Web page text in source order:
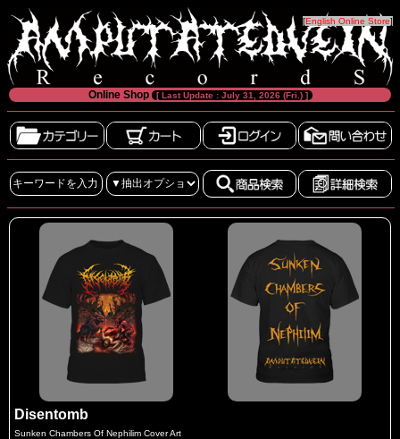
[English Online Store]
Online Shop [ Last Update : July 31, 2026 (Fri.) ]
Disentomb
Sunken Chambers Of Nephilim Cover Art